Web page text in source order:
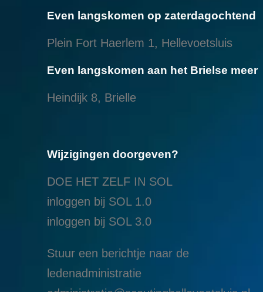
Even langskomen op zaterdagochtend
Plein Fort Haerlem 1, Hellevoetsluis
Even langskomen aan het Brielse meer
Heindijk 8, Brielle
Wijzigingen doorgeven?
DOE HET ZELF IN SOL
inloggen bij SOL 1.0
inloggen bij SOL 3.0
Stuur een berichtje naar de
ledenadministratie